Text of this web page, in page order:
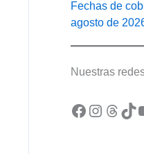
Fechas de
agosto de
Nuestras
Facebook Instagram Threads TikTok